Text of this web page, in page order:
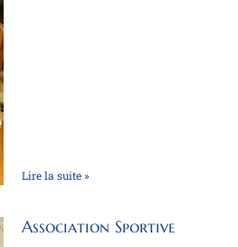
Lire la suite »
Association Sportive